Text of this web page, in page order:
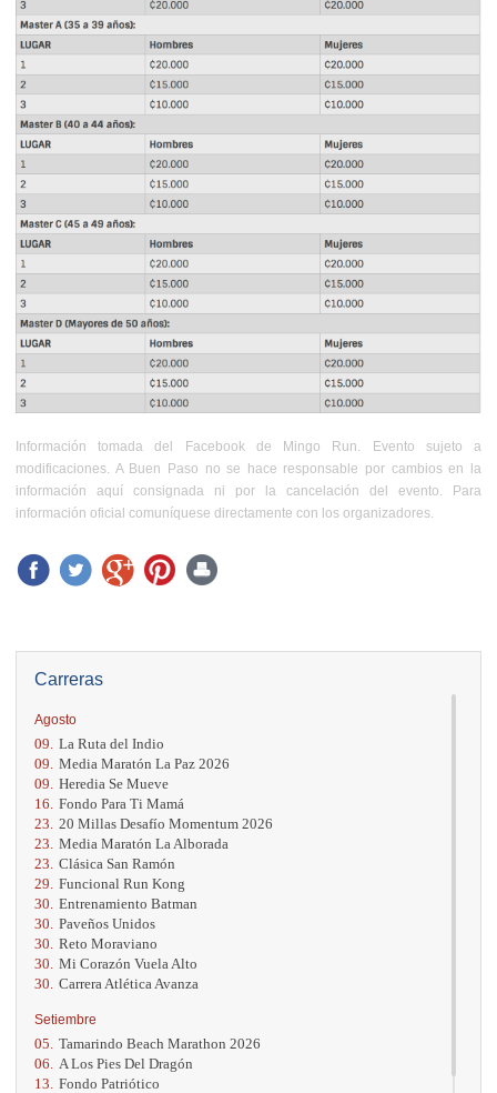
Carreras
Agosto
09. La Ruta del Indio
09. Media Maratón La Paz 2026
09. Heredia Se Mueve
16. Fondo Para Ti Mamá
23. 20 Millas Desafío Momentum 2026
23. Media Maratón La Alborada
23. Clásica San Ramón
29. Funcional Run Kong
30. Entrenamiento Batman
30. Paveños Unidos
30. Reto Moraviano
30. Mi Corazón Vuela Alto
30. Carrera Atlética Avanza
Setiembre
05. Tamarindo Beach Marathon 2026
06.
A Los Pies Del Dragón
13. Fondo Patriótico
Información tomada del Facebook de Mingo Run. Evento sujeto a
modificaciones. A Buen Paso no se hace responsable por cambios en la
información aquí consignada ni por la cancelación del evento. Para
información oficial comuníquese directamente con los organizadores.